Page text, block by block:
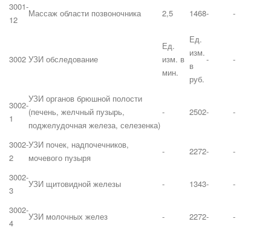
3001-
12
Массаж области позвоночника 2,5 1468- -
3002 УЗИ обследование
Ед.
изм. в
мин.
Ед.
изм.
в
руб.
- -
3002-
1
УЗИ органов брюшной полости
(печень, желчный пузырь,
поджелудочная железа, селезенка)
- 2502- -
3002-
2
УЗИ почек, надпочечников,
мочевого пузыря
- 2272- -
3002-
3
УЗИ щитовидной железы - 1343- -
3002-
4
УЗИ молочных желез - 2272- -